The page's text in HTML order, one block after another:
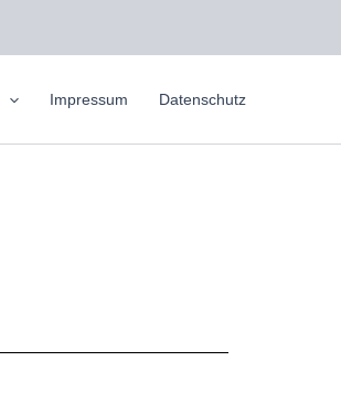
Impressum Datenschutz